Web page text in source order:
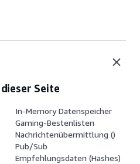
Seite
In-Memory Datenspeicher
Gaming-Bestenlisten
Nachrichtenübermittlung ()
Pub/Sub
Empfehlungsdaten (Hashes)